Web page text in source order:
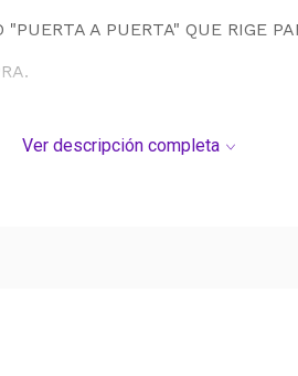
A PUERTA" QUE RIGE
Ver descripción completa